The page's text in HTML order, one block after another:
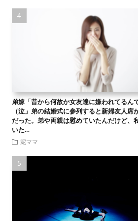
弟嫁「昔から何故か女友達に嫌われてるん
（泣」弟の結婚式に参列すると新婦友人席
だった。弟や両親は慰めていたんだけど、
いた…
泥ママ